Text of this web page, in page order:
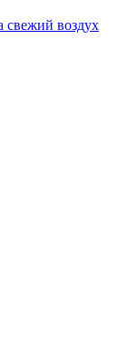
свежий воздух